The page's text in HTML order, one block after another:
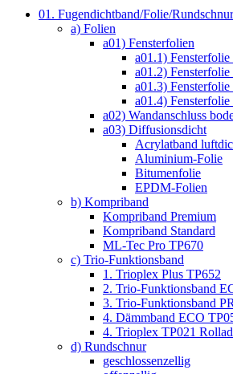
01. Fugendichtband/Folie/Rundschnur
a) Folien
a01) Fensterfolien
a01.1)
a01.2)
a01.3)
a01.4) Fensterfolie
a02) Wandanschluss
a03) Diffusionsdicht
Acrylatband
Aluminium-Folie
Bitumenfolie
EPDM-Folien
b) Kompriband
Kompriband Premium
Kompriband Standard
ML-Tec Pro TP670
c) Trio-Funktionsband
1. Trioplex Plus TP652
2. Trio-Funktionsband
3. Trio-Funktionsband
4. Dämmband ECO
4. Trioplex TP021
d) Rundschnur
geschlossenzellig